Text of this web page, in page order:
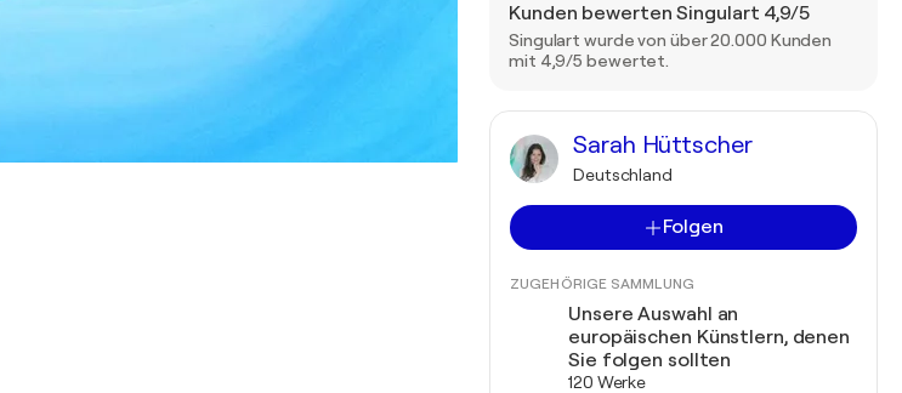
Kunden bewerten Singulart 4,9/5
Singulart wurde von über 20.000 Kunden
mit 4,9/5 bewertet.
Sarah Hüttscher
Deutschland
Folgen
ZUGEHÖRIGE SAMMLUNG
Unsere Auswahl an
europäischen Künstlern, denen
Sie folgen sollten
120 Werke